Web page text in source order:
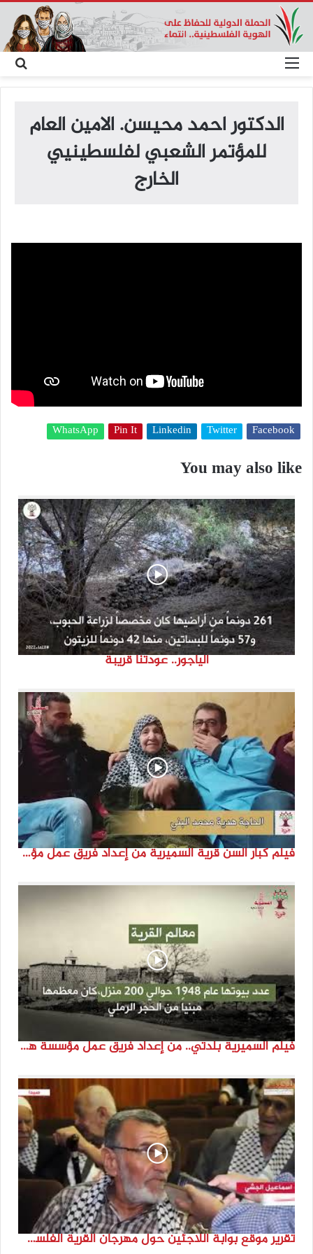
عن
الدكتور احمد محيسن. الامين العام
للمؤتمر الشعبي لفلسطينيي
الخارج
Facebook
Twitter
Linkedin
Pin It
WhatsApp
You may also like
الياجور.. عودتنا قريبة
فيلم كبار السن قرية السميرية من إعداد فريق عمل مؤسسة هوية
فيلم السميرية بلدتي.. من إعداد فريق عمل مؤسسة هوية
تقرير موقع بوابة اللاجئين حول مهرجان القرية الفلسطينية ( السميرية بلدتي)